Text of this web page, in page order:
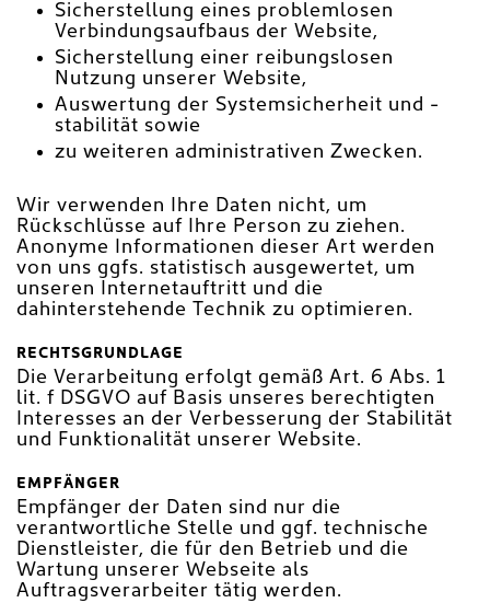
Sicherstellung eines problemlosen
Verbindungsaufbaus der Website,
Sicherstellung einer reibungslosen
Nutzung unserer Website,
Auswertung der Systemsicherheit und -
stabilität sowie
zu weiteren administrativen Zwecken.
Wir verwenden Ihre Daten nicht, um
Rückschlüsse auf Ihre Person zu ziehen.
Anonyme Informationen dieser Art werden
von uns ggfs. statistisch ausgewertet, um
unseren Internetauftritt und die
dahinterstehende Technik zu optimieren.
RECHTSGRUNDLAGE
Die Verarbeitung erfolgt gemäß Art. 6 Abs. 1
lit. f DSGVO auf Basis unseres berechtigten
Interesses an der Verbesserung der Stabilität
und Funktionalität unserer Website.
EMPFÄNGER
Empfänger der Daten sind nur die
verantwortliche Stelle und ggf. technische
Dienstleister, die für den Betrieb und die
Wartung unserer Webseite als
Auftragsverarbeiter tätig werden.